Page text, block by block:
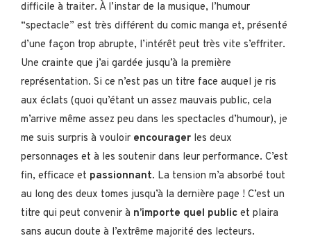
difficile à traiter. À l’instar de la musique, l’humour
“spectacle” est très différent du comic manga et, présenté
d’une façon trop abrupte, l’intérêt peut très vite s’effriter.
Une crainte que j’ai gardée jusqu’à la première
représentation. Si ce n’est pas un titre face auquel je ris
aux éclats (quoi qu’étant un assez mauvais public, cela
m’arrive même assez peu dans les spectacles d’humour), je
me suis surpris à vouloir encourager les deux
personnages et à les soutenir dans leur performance. C’est
fin, efficace et passionnant. La tension m’a absorbé tout
au long des deux tomes jusqu’à la dernière page ! C’est un
titre qui peut convenir à n’importe quel public et plaira
sans aucun doute à l’extrême majorité des lecteurs.